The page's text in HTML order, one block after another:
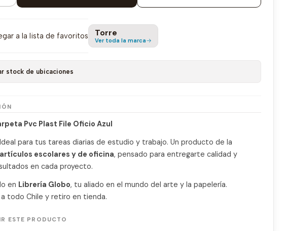
a la lista de favoritos Torre
Ver toda la marca
stock de ubicaciones
Pvc Plast File Oficio Azul
para tus tareas diarias de estudio y trabajo. Un producto de la
artículos escolares y de oficina, pensado para entregarte calidad y
en cada proyecto.
en Librería Globo, tu aliado en el mundo del arte y la papelería.
todo Chile y retiro en tienda.
ESTE PRODUCTO